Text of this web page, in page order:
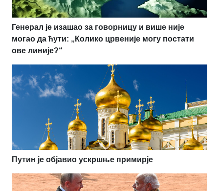
Генерал је изашао за говорницу и више није
могао да ћути: „Колико црвеније могу постати
ове линије?“
Путин је објавио ускршње примирје